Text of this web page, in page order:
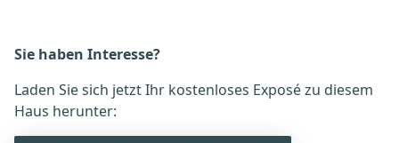
Sie haben Interesse?
Laden Sie sich jetzt Ihr kostenloses Exposé zu diesem
Haus herunter: